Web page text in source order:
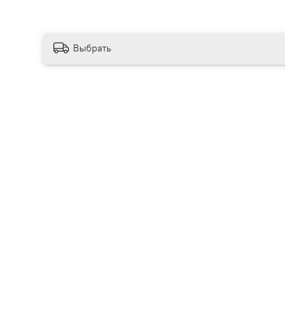
Выбрать